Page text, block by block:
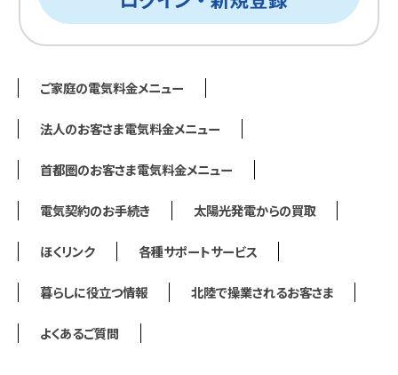
ご家庭の電気料金メニュー
法人のお客さま電気料金メニュー
首都圏のお客さま電気料金メニュー
電気契約のお手続き 太陽光発電からの買取
ほくリンク 各種サポートサービス
暮らしに役立つ情報 北陸で操業されるお客さま
よくあるご質問